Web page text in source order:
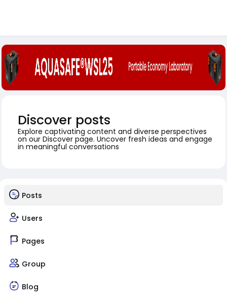
Discover posts
Explore captivating content and diverse perspectives
on our Discover page. Uncover fresh ideas and engage
in meaningful conversations
Posts
Users
Pages
Group
Blog